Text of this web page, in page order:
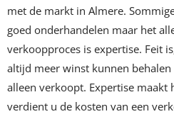
met de markt in Almere.
goed onderhandelen maar het
verkoopproces is expertise. Feit
altijd meer winst kunnen
alleen verkoopt. Expertise maakt
verdient u de kosten van een